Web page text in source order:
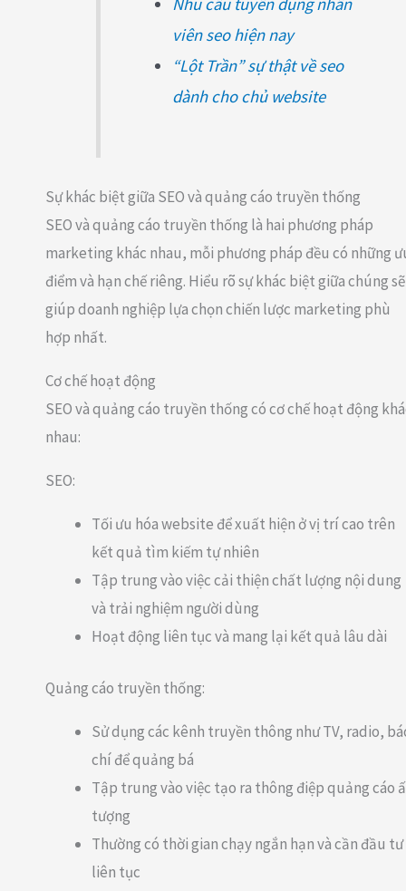
viên seo hiện nay
“Lột Trần” sự thật về seo
dành cho chủ website
Sự khác biệt giữa SEO và quảng cáo truyền thống
SEO và quảng cáo truyền thống là hai phương pháp
marketing khác nhau, mỗi phương pháp đều có những
điểm và hạn chế riêng. Hiểu rõ sự khác biệt giữa chúng sẽ
giúp doanh nghiệp lựa chọn chiến lược marketing phù
hợp nhất.
Cơ chế hoạt động
SEO và quảng cáo truyền thống có cơ chế hoạt động
nhau:
SEO:
Tối ưu hóa website để xuất hiện ở vị trí cao trên
kết quả tìm kiếm tự nhiên
Tập trung vào việc cải thiện chất lượng nội dung
và trải nghiệm người dùng
Hoạt động liên tục và mang lại kết quả lâu dài
Quảng cáo truyền thống:
Sử dụng các kênh truyền thông như TV, radio,
chí để quảng bá
Tập trung vào việc tạo ra thông điệp quảng cáo
tượng
Thường có thời gian chạy ngắn hạn và cần đầu tư
liên tục